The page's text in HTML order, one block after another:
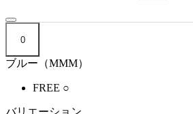
0
ブルー（MMM）
FREE ○
バリエーション